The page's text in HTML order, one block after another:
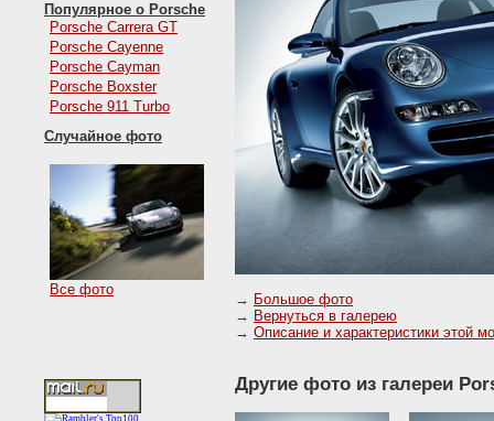
Популярное о Porsche
Porsche Carrera GT
Porsche Cayenne
Porsche Cayman
Porsche Boxster
Porsche 911 Turbo
Случайное фото
Все фото
→ Большое фото
→ Вернуться в галерею
→ Описание и характеристики этой
Другие фото из галереи